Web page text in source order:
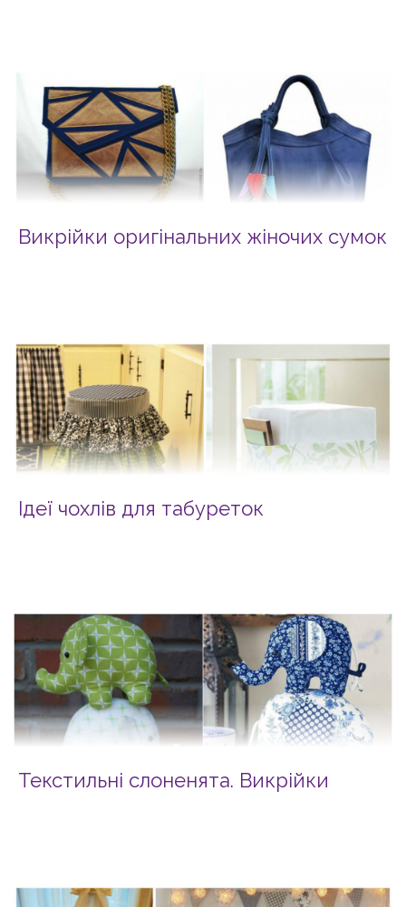
Викрійки оригінальних жіночих сумок
Ідеї чохлів для табуреток
Текстильні слоненята. Викрійки